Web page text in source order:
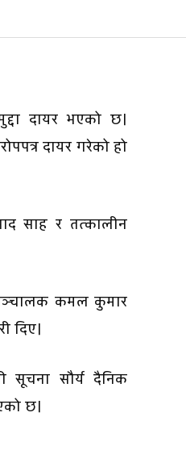
दायर भएको छ।
दायर गरेको हो
साह र तत्कालीन
सञ्चालक कमल कुमार
दिए।
सूचना सौर्य दैनिक
छ।